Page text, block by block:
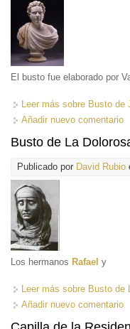
El busto fue elaborado por
Leer más sobre Busto de
Añadir nuevo comentario
Busto de La
Publicado por David Rubio
Los hermanos Rafael y
Leer más sobre Busto de
Añadir nuevo comentario